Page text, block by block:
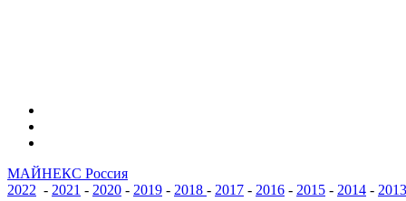
МАЙНЕКС Россия
2022 - 2021 - 2020 - 2019 - 2018 - 2017 - 2016 - 2015 - 2014 - 2013